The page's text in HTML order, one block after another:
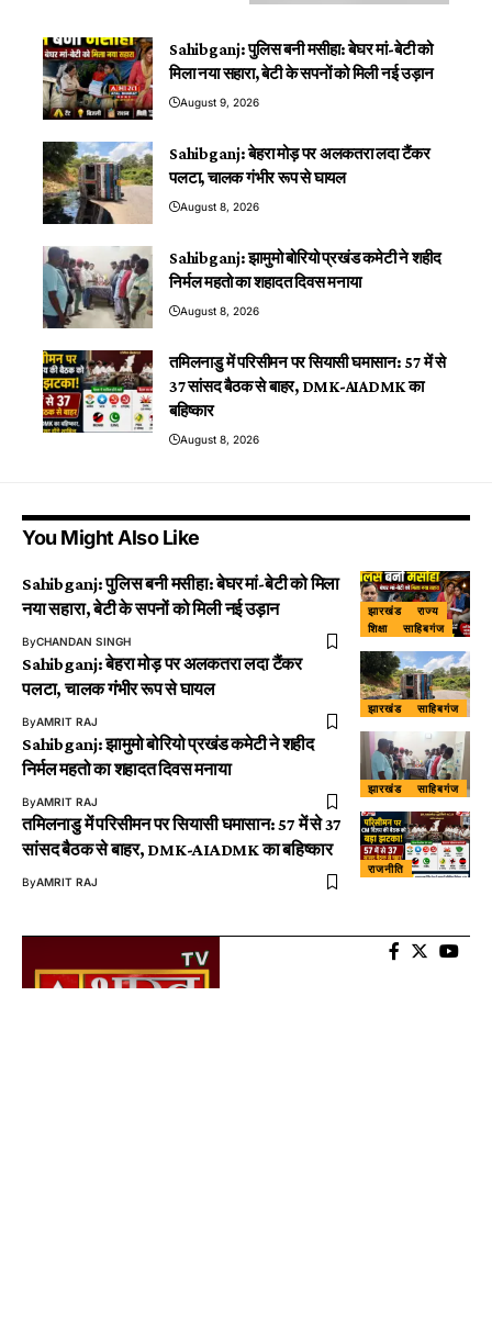
Sahibganj: पुलिस बनी मसीहा: बेघर मां-बेटी को
मिला नया सहारा, बेटी के सपनों को मिली नई उड़ान
August 9, 2026
Sahibganj: बेहरा मोड़ पर अलकतरा लदा टैंकर
पलटा, चालक गंभीर रूप से घायल
August 8, 2026
Sahibganj: झामुमो बोरियो प्रखंड कमेटी ने शहीद
निर्मल महतो का शहादत दिवस मनाया
August 8, 2026
तमिलनाडु में परिसीमन पर सियासी घमासान: 57 में से
37 सांसद बैठक से बाहर, DMK-AIADMK का
बहिष्कार
August 8, 2026
You Might Also Like
झारखंड
राज्य
शिक्षा
साहिबगंज
Sahibganj: पुलिस बनी मसीहा: बेघर मां-बेटी को मिला
नया सहारा, बेटी के सपनों को मिली नई उड़ान
ByCHANDAN SINGH
झारखंड साहिबगंज
Sahibganj: बेहरा मोड़ पर अलकतरा लदा टैंकर
पलटा, चालक गंभीर रूप से घायल
ByAMRIT RAJ
झारखंड साहिबगंज
Sahibganj: झामुमो बोरियो प्रखंड कमेटी ने शहीद
निर्मल महतो का शहादत दिवस मनाया
ByAMRIT RAJ
राजनीति
तमिलनाडु में परिसीमन पर सियासी घमासान: 57 में से 37
सांसद बैठक से बाहर, DMK-AIADMK का बहिष्कार
ByAMRIT RAJ